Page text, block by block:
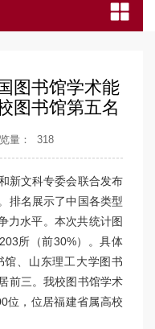
图书馆学术能
图书馆第五名
量： 318
新文科专委会联合发布
排名展示了中国各类型
力水平。本次共统计图
所（前30%）。具体
、山东理工大学图书
前三。我校图书馆学术
位，位居福建省属高校